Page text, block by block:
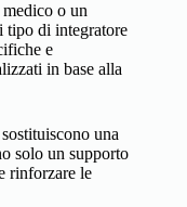
o un
tipo di integratore
e
in base alla
una
solo un supporto
rinforzare le